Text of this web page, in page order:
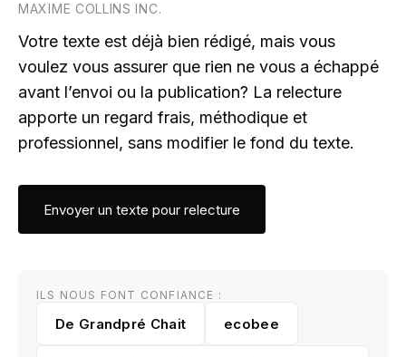
MAXIME COLLINS INC.
Votre texte est déjà bien rédigé, mais vous
voulez vous assurer que rien ne vous a échappé
avant l’envoi ou la publication? La relecture
apporte un regard frais, méthodique et
professionnel, sans modifier le fond du texte.
Envoyer un texte pour relecture
ILS NOUS FONT CONFIANCE :
De Grandpré Chait ecobee